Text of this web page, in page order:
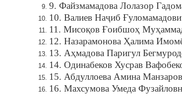
9. Файзмамадова Лолазор
10. Валиев Наҷиб
11. Мисоқов Ғоибшоҳ
12. Назарамонова Ҳалима
13. Аҳмадова Паригул
14. Одинабеков Хусрав
15. Абдуллоева Амина
16. Махсумова Умеда